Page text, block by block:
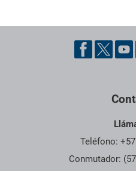
Teléfono:
Conmutador: